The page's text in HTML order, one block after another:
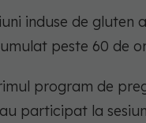
induse de gluten
peste 60 de
program de
participat la